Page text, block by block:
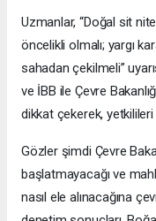
Uzmanlar, “Doğal sit
öncelikli olmalı; yargı
sahadan çekilmeli”
ve İBB ile Çevre
dikkat çekerek, yetkilileri
Gözler şimdi Çevre
başlatmayacağı ve
nasıl ele alınacağına